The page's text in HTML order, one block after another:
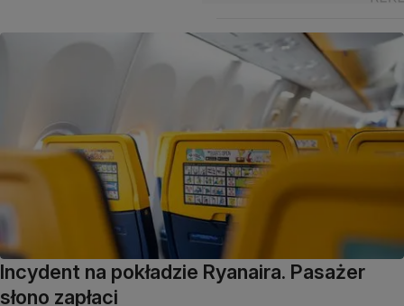
Incydent na pokładzie Ryanaira. Pasażer
słono zapłaci